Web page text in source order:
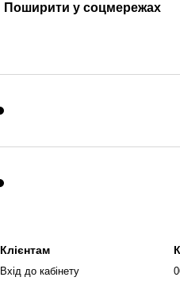
Поширити у соцмережах
Клієнтам
Вхід до кабінету